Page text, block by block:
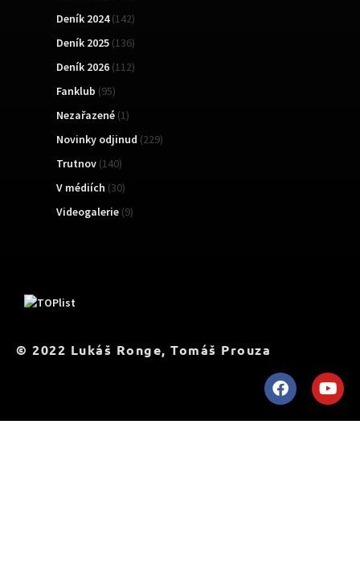
Deník 2024(142)
Deník 2025 (136)
Deník 2026 (112)
Fanklub (95)
Nezařazené (1)
Novinky odjinud (229)
Trutnov (140)
V médiích (30)
Videogalerie (9)
© 2022 Lukáš Ronge, Tomáš Prouza